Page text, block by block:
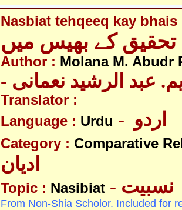
Nasbiat tehqeeq kay bhais
Author : Molana M. Abudr
ایم. عبد الرشید نعمانی
Translator :
Language : Urdu
Category : Comparative
ادیان
Topic : Nasibiat - نسبیت
From Non-Shia Scholor. Included for